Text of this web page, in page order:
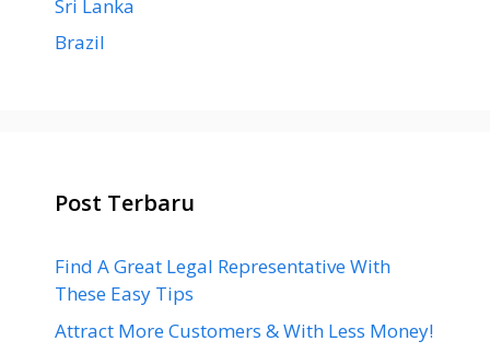
Sri Lanka
Brazil
Post Terbaru
Find A Great Legal Representative With
These Easy Tips
Attract More Customers & With Less Money!